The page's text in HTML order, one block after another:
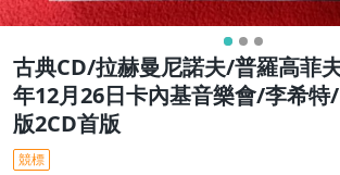
古典CD/拉赫曼尼諾夫/普羅高菲
年12月26日卡內基音樂會/李希特
版2CD首版
競標